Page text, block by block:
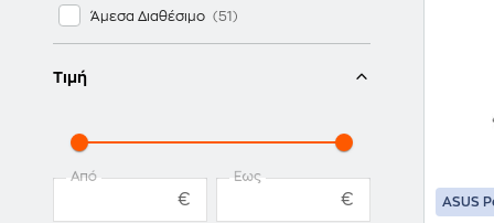
Άμεσα Διαθέσιμο
Τιμή
Από
€
Έως
€ ASUS